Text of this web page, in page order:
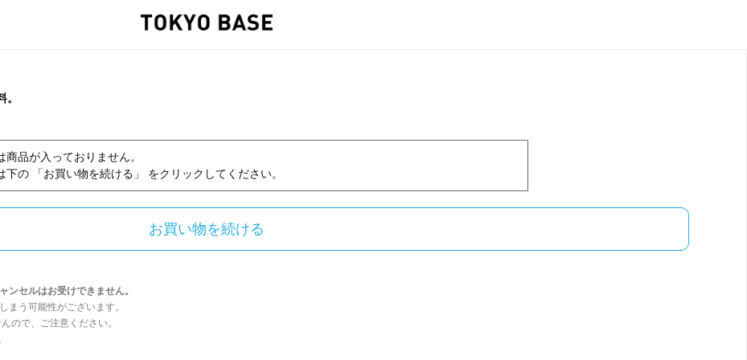
品が入っておりません。
の 「お買い物を続ける」 をクリックしてください。
ンセルはお受けできません。
う可能性がございます。
ので、ご注意ください。